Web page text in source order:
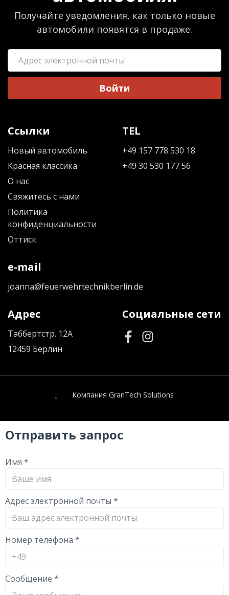
Получайте уведомления, как только новые
автомобили появятся в продаже.
Войти
Ссылки
Новый автомобиль
Красная классика
О нас
Свяжитесь с нами
Политика
конфиденциальности
Оттиск
TEL
+49 157 778 530 18
+49 30 530 177 56
e-mail
joanna@feuerwehrtechnikberlin.de
Адрес
Таббертстр. 12A
12459 Берлин
Социальные сети
Компания GranTech Solutions
Отправить запрос
Имя *
Адрес электронной почты *
Номер телефона *
Сообщение *